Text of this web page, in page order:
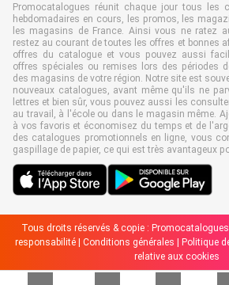
Promocatalogues réunit chaque jour tous les
hebdomadaires en cours, les promos, les
les magasins de France. Ainsi vous ne ratez
restez au courant de toutes les offres et bonnes
offres du catalogue et vous pouvez aussi
offres spéciales ou remises lors des périodes
des magasins de votre région. Notre site est
nouveaux catalogues, avant même qu'ils ne
lettres et bien sûr, vous pouvez aussi les
au travail, à l'école ou dans le magasin même.
à vos favoris et économisez du temps et de
des catalogues promotionnels en ligne, vous
gaspillage de papier, ce qui est très avantageux
Tous droits réservés & copie :
responsabilité
Conditions générales Politique
relative aux cookies